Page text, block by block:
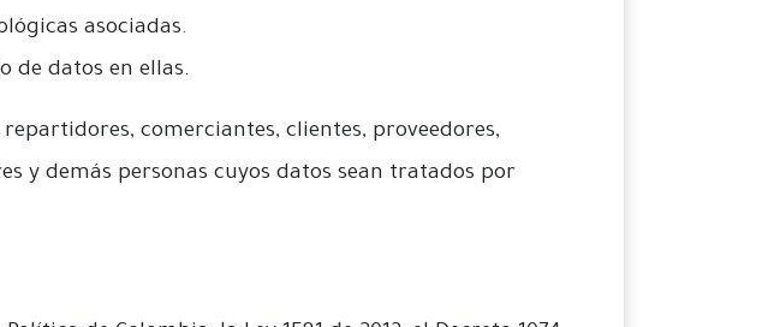
asociadas.
de datos en ellas.
comerciantes, clientes, proveedores,
y demás personas cuyos datos sean tratados por